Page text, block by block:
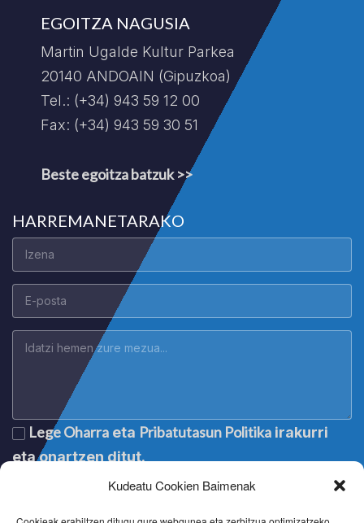
Kudeatu Cookien Baimenak
EGOITZA NAGUSIA
Martin Ugalde Kultur Parkea
20140 ANDOAIN (Gipuzkoa)
Tel.: (+34) 943 59 12 00
Fax: (+34) 943 59 30 51
Beste egoitza batzuk >>
HARREMANETARAKO
Lege Oharra eta Pribatutasun Politika irakurri
eta onartzen ditut.